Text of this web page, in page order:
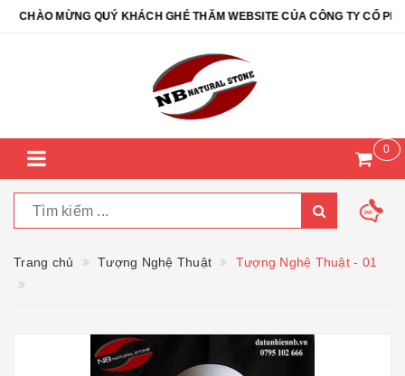
CHÀO MỪNG QUÝ KHÁCH GHÉ THĂM WEBSITE CỦA CÔNG TY CỔ
0
Trang chủ Tượng Nghệ Thuật Tượng Nghệ Thuật - 01